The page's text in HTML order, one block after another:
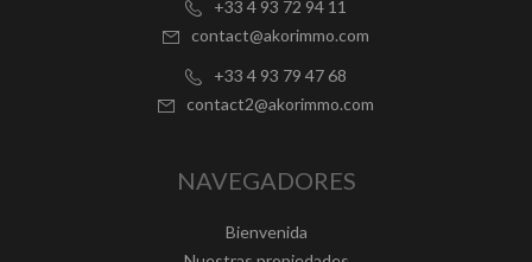
+33 4 93 72 94 11
contact@akorimmo.com
+33 4 93 79 47 68
contact2@akorimmo.com
NAVEGADORES
Bienvenida